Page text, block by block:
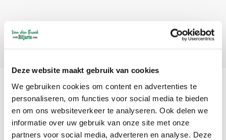
Deze website maakt gebruik van cookies
We gebruiken cookies om content en advertenties te
personaliseren, om functies voor social media te bieden
en om ons websiteverkeer te analyseren. Ook delen we
informatie over uw gebruik van onze site met onze
partners voor social media, adverteren en analyse. Deze
Abonneer